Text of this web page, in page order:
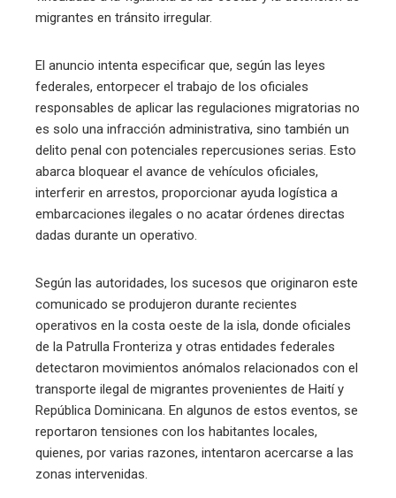
migrantes en tránsito irregular.
El anuncio intenta especificar que, según las leyes
federales, entorpecer el trabajo de los oficiales
responsables de aplicar las regulaciones migratorias no
es solo una infracción administrativa, sino también un
delito penal con potenciales repercusiones serias. Esto
abarca bloquear el avance de vehículos oficiales,
interferir en arrestos, proporcionar ayuda logística a
embarcaciones ilegales o no acatar órdenes directas
dadas durante un operativo.
Según las autoridades, los sucesos que originaron este
comunicado se produjeron durante recientes
operativos en la costa oeste de la isla, donde oficiales
de la Patrulla Fronteriza y otras entidades federales
detectaron movimientos anómalos relacionados con el
transporte ilegal de migrantes provenientes de Haití y
República Dominicana. En algunos de estos eventos, se
reportaron tensiones con los habitantes locales,
quienes, por varias razones, intentaron acercarse a las
zonas intervenidas.